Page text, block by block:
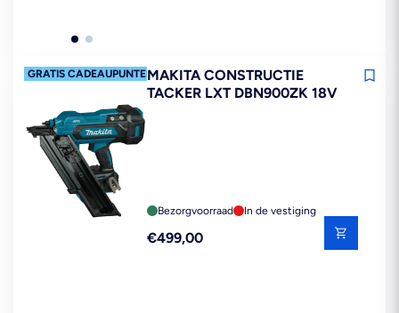
GRATIS CADEAUPUNTEN*MAKITA CONSTRUCTIE
TACKER LXT DBN900ZK 18V
Bezorgvoorraad In de vestiging
Reguliere
€499,00